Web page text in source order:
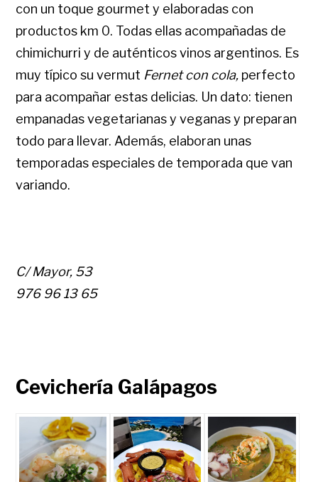
con un toque gourmet y elaboradas con
productos km 0. Todas ellas acompañadas de
chimichurri y de auténticos vinos argentinos. Es
muy típico su vermut Fernet con cola, perfecto
para acompañar estas delicias. Un dato: tienen
empanadas vegetarianas y veganas y preparan
todo para llevar. Además, elaboran unas
temporadas especiales de temporada que van
variando.
C/ Mayor, 53
976 96 13 65
Cevichería Galápagos